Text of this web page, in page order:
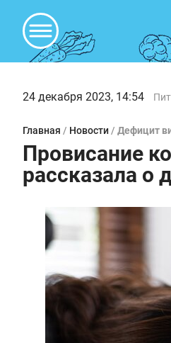
24 декабря 2023, 14:54
Главная / Новости / Дефицит
Провисание
рассказала о